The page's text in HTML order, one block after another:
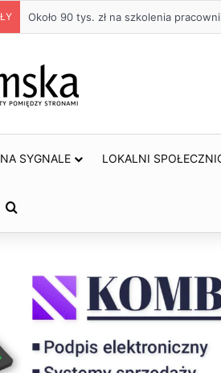
Życie bez alkoholu – lepszy wybór.
NA SYGNALE LOKALNI
Sidebar